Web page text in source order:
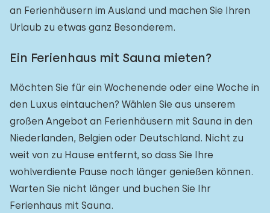
an Ferienhäusern im Ausland und machen Sie Ihren
Urlaub zu etwas ganz Besonderem.
Ein Ferienhaus mit Sauna mieten?
Möchten Sie für ein Wochenende oder eine Woche in
den Luxus eintauchen? Wählen Sie aus unserem
großen Angebot an Ferienhäusern mit Sauna in den
Niederlanden, Belgien oder Deutschland. Nicht zu
weit von zu Hause entfernt, so dass Sie Ihre
wohlverdiente Pause noch länger genießen können.
Warten Sie nicht länger und buchen Sie Ihr
Ferienhaus mit Sauna.